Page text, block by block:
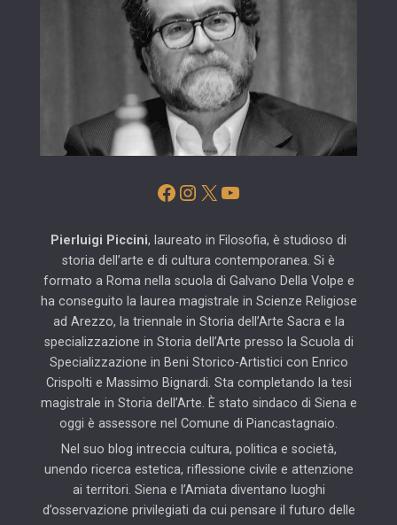
Facebook
Instagram
X YouTube
Pierluigi Piccini, laureato in Filosofia, è studioso di
storia dell’arte e di cultura contemporanea. Si è
formato a Roma nella scuola di Galvano Della Volpe e
ha conseguito la laurea magistrale in Scienze Religiose
ad Arezzo, la triennale in Storia dell’Arte Sacra e la
specializzazione in Storia dell’Arte presso la Scuola di
Specializzazione in Beni Storico-Artistici con Enrico
Crispolti e Massimo Bignardi. Sta completando la tesi
magistrale in Storia dell’Arte. È stato sindaco di Siena e
oggi è assessore nel Comune di Piancastagnaio.
Nel suo blog intreccia cultura, politica e società,
unendo ricerca estetica, riflessione civile e attenzione
ai territori. Siena e l’Amiata diventano luoghi
d’osservazione privilegiati da cui pensare il futuro delle